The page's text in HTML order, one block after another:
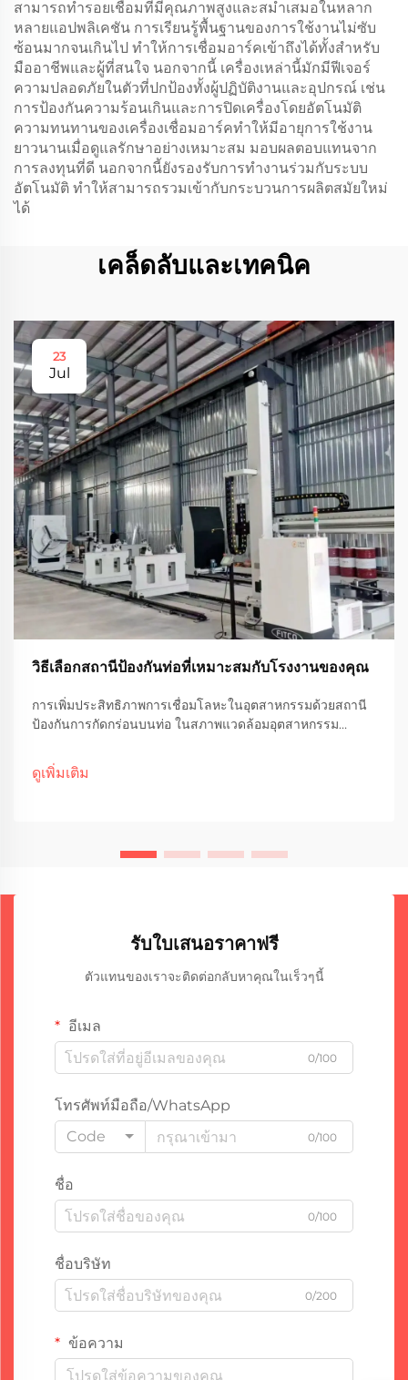
สามารถทำรอยเชื่อมที่มีคุณภาพสูงและสม่ำเสมอในหลาก
หลายแอปพลิเคชัน การเรียนรู้พื้นฐานของการใช้งานไม่ซับ
ซ้อนมากจนเกินไป ทำให้การเชื่อมอาร์คเข้าถึงได้ทั้งสำหรับ
มืออาชีพและผู้ที่สนใจ นอกจากนี้ เครื่องเหล่านี้มักมีฟีเจอร์
ความปลอดภัยในตัวที่ปกป้องทั้งผู้ปฏิบัติงานและอุปกรณ์ เช่น
การป้องกันความร้อนเกินและการปิดเครื่องโดยอัตโนมัติ
ความทนทานของเครื่องเชื่อมอาร์คทำให้มีอายุการใช้งาน
ยาวนานเมื่อดูแลรักษาอย่างเหมาะสม มอบผลตอบแทนจาก
การลงทุนที่ดี นอกจากนี้ยังรองรับการทำงานร่วมกับระบบ
อัตโนมัติ ทำให้สามารถรวมเข้ากับกระบวนการผลิตสมัยใหม่
ได้
เคล็ดลับและเทคนิค
23
Jul
วิธีเลือกสถานีป้องกันท่อที่เหมาะสมกับโรงงานของคุณ
การเพิ่มประสิทธิภาพการเชื่อมโลหะในอุตสาหกรรมด้วยสถานี
ป้องกันการกัดกร่อนบนท่อ ในสภาพแวดล้อมอุตสาหกรรม
ร้อน ถือเป็นสิ่งสำคัญเพื่อรักษาประสิทธิภาพในระยะยาวและลด
ค่าใช้จ่ายในการบำรุงรักษา หนึ่งในวิธีที่มีประสิทธิภาพที่สุดใน
ดูเพิ่มเติม
รับใบเสนอราคาฟรี
ตัวแทนของเราจะติดต่อกลับหาคุณในเร็วๆนี้
อีเมล
0/100
โทรศัพท์มือถือ/WhatsApp
Code
0/100
ชื่อ
0/100
ชื่อบริษัท
0/200
ข้อความ